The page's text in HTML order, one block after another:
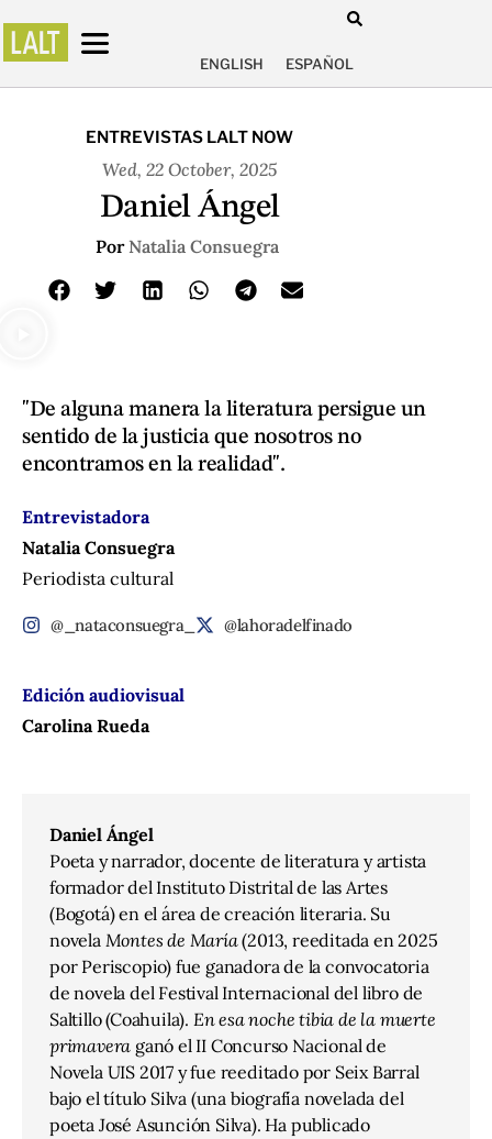
ENGLISH ESPAÑOL
ENTREVISTAS LALT NOW
Wed, 22 October, 2025
Daniel Ángel
PorNatalia Consuegra
"De alguna manera la literatura persigue un
sentido de la justicia que nosotros no
encontramos en la realidad".
Entrevistadora
Natalia Consuegra
Periodista cultural
@_nataconsuegra_ @lahoradelfinado
Edición audiovisual
Carolina Rueda
Daniel Ángel
Poeta y narrador, docente de literatura y artista
formador del Instituto Distrital de las Artes
(Bogotá) en el área de creación literaria. Su
novela Montes de María(2013, reeditada en 2025
por Periscopio) fue ganadora de la convocatoria
de novela del Festival Internacional del libro de
Saltillo (Coahuila). En esa noche tibia de la muerte
primavera ganó el II Concurso Nacional de
Novela UIS 2017 y fue reeditado por Seix Barral
bajo el título Silva (una biografía novelada del
poeta José Asunción Silva). Ha publicado